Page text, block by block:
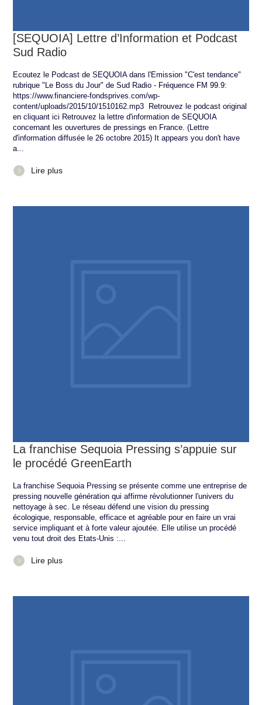
[SEQUOIA] Lettre d’Information et Podcast
Sud Radio
Ecoutez le Podcast de SEQUOIA dans l'Emission "C'est tendance"
rubrique "Le Boss du Jour" de Sud Radio - Fréquence FM 99.9:
https://www.financiere-fondsprives.com/wp-
content/uploads/2015/10/1510162.mp3 Retrouvez le podcast original
en cliquant ici Retrouvez la lettre d'information de SEQUOIA
concernant les ouvertures de pressings en France. (Lettre
d'information diffusée le 26 octobre 2015) It appears you don't have
a...
Lire plus
La franchise Sequoia Pressing s’appuie sur
le procédé GreenEarth
La franchise Sequoia Pressing se présente comme une entreprise de
pressing nouvelle génération qui affirme révolutionner l'univers du
nettoyage à sec. Le réseau défend une vision du pressing
écologique, responsable, efficace et agréable pour en faire un vrai
service impliquant et à forte valeur ajoutée. Elle utilise un procédé
venu tout droit des Etats-Unis :...
Lire plus